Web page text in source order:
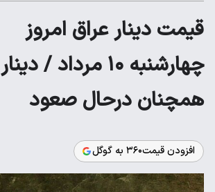
قیمت دینار عراق امروز
چهارشنبه ۱۰ مرداد / دینار
همچنان درحال صعود
افزودن قیمت۳۶۰ به گوگل